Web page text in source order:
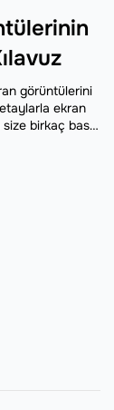
görüntülerini
ekran
size birkaç basit